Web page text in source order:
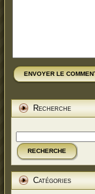
ENVOYER LE
Recherche
RECHERCHE
Catégories